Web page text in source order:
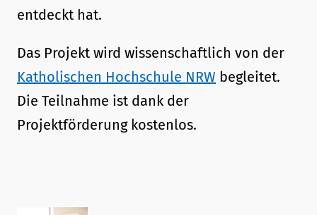
entdeckt hat.
Das Projekt wird wissenschaftlich von der
Katholischen Hochschule NRW begleitet.
Die Teilnahme ist dank der
Projektförderung kostenlos.